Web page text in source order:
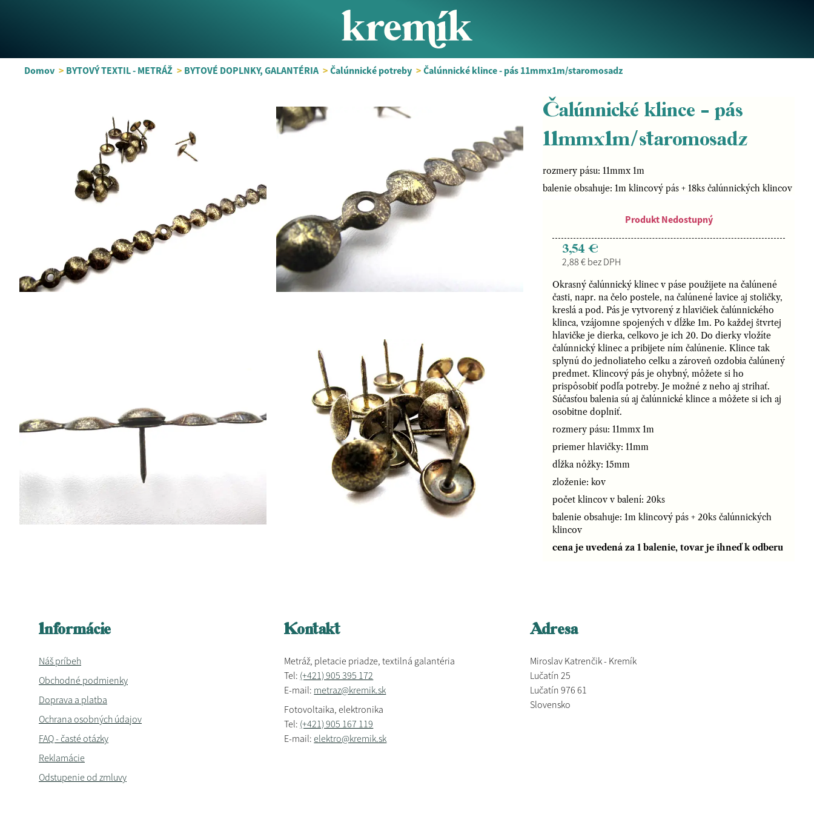
Domov > BYTOVÝ TEXTIL - METRÁŽ > BYTOVÉ DOPLNKY, GALANTÉRIA > Čalúnnické potreby > Čalúnnické klince - pás 11mmx1m/staromosadz
Čalúnnické klince - pás
11mmx1m/staromosadz
rozmery pásu: 11mmx 1m
balenie obsahuje: 1m klincový pás + 18ks čalúnnických klincov
Produkt Nedostupný
3,54 €
2,88 € bez DPH
Okrasný čalúnnický klinec v páse použijete na čalúnené
časti, napr. na čelo postele, na čalúnené lavice aj stoličky,
kreslá a pod. Pás je vytvorený z hlavičiek čalúnnického
klinca, vzájomne spojených v dĺžke 1m. Po každej štvrtej
hlavičke je dierka, celkovo je ich 20. Do dierky vložíte
čalúnnický klinec a pribijete ním čalúnenie. Klince tak
splynú do jednoliateho celku a zároveň ozdobia čalúnený
predmet. Klincový pás je ohybný, môžete si ho
prispôsobiť podľa potreby. Je možné z neho aj strihať.
Súčasťou balenia sú aj čalúnnické klince a môžete si ich aj
osobitne doplniť.
rozmery pásu: 11mmx 1m
priemer hlavičky: 11mm
dĺžka nôžky: 15mm
zloženie: kov
počet klincov v balení: 20ks
balenie obsahuje: 1m klincový pás + 20ks čalúnnických
klincov
cena je uvedená za 1 balenie, tovar je ihneď k odberu
Informácie
Náš príbeh
Obchodné podmienky
Doprava a platba
Ochrana osobných údajov
FAQ - časté otázky
Reklamácie
Odstupenie od zmluvy
Kontakt
Metráž, pletacie priadze, textilná galantéria
Tel: (+421) 905 395 172
E-mail: metraz@kremik.sk
Fotovoltaika, elektronika
Tel: (+421) 905 167 119
E-mail:elektro@kremik.sk
Adresa
Miroslav Katrenčik - Kremík
Lučatín 25
Lučatín 976 61
Slovensko